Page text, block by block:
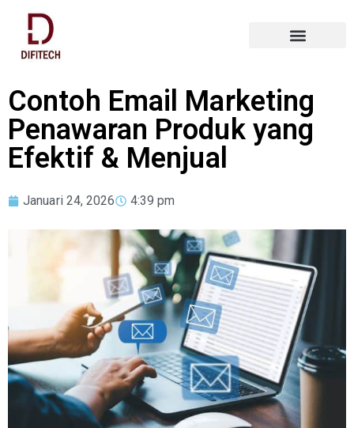
Contoh Email Marketing
Penawaran Produk yang
Efektif & Menjual
Januari 24, 2026 4:39 pm